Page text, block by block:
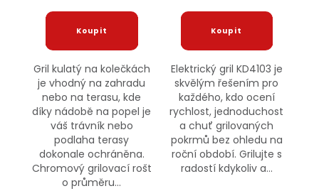
Gril kulatý na kolečkách
je vhodný na zahradu
nebo na terasu, kde
díky nádobě na popel je
váš trávník nebo
podlaha terasy
dokonale ochráněna.
Chromový grilovací rošt
o průměru...
Elektrický gril KD4103 je
skvělým řešením pro
každého, kdo ocení
rychlost, jednoduchost
a chuť grilovaných
pokrmů bez ohledu na
roční období. Grilujte s
radostí kdykoliv a...